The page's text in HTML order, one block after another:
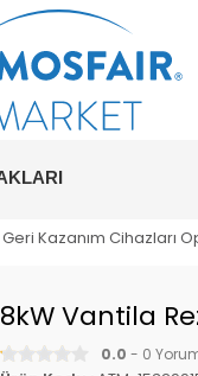
Geri Kazanım Cihazları
8kW Vantila
0.0 - 0